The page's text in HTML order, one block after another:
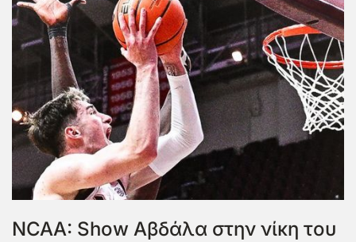
NCAA: Show Αβδάλα στην νίκη του